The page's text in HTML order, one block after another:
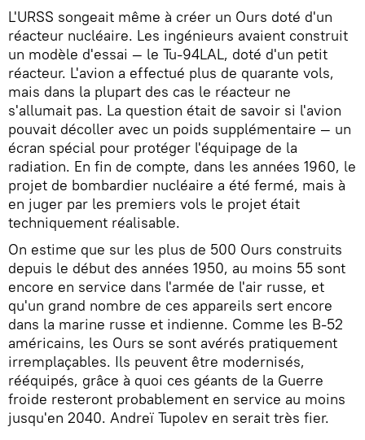
L'URSS songeait même à créer un Ours doté d'un
réacteur nucléaire. Les ingénieurs avaient construit
un modèle d'essai — le Tu-94LAL, doté d'un petit
réacteur. L'avion a effectué plus de quarante vols,
mais dans la plupart des cas le réacteur ne
s'allumait pas. La question était de savoir si l'avion
pouvait décoller avec un poids supplémentaire — un
écran spécial pour protéger l'équipage de la
radiation. En fin de compte, dans les années 1960, le
projet de bombardier nucléaire a été fermé, mais à
en juger par les premiers vols le projet était
techniquement réalisable.
On estime que sur les plus de 500 Ours construits
depuis le début des années 1950, au moins 55 sont
encore en service dans l'armée de l'air russe, et
qu'un grand nombre de ces appareils sert encore
dans la marine russe et indienne. Comme les B-52
américains, les Ours se sont avérés pratiquement
irremplaçables. Ils peuvent être modernisés,
rééquipés, grâce à quoi ces géants de la Guerre
froide resteront probablement en service au moins
jusqu'en 2040. Andreï Tupolev en serait très fier.